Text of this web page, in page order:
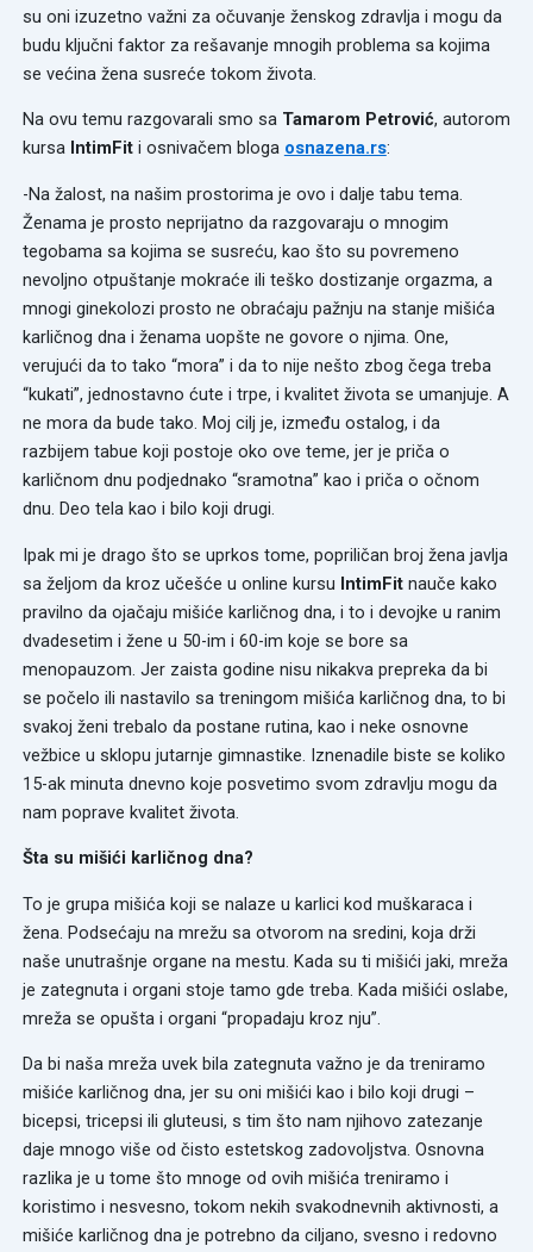
su oni izuzetno važni za očuvanje ženskog zdravlja i mogu da
budu ključni faktor za rešavanje mnogih problema sa kojima
se većina žena susreće tokom života.
Na ovu temu razgovarali smo sa Tamarom Petrović, autorom
kursa IntimFit i osnivačem bloga osnazena.rs:
-Na žalost, na našim prostorima je ovo i dalje tabu tema.
Ženama je prosto neprijatno da razgovaraju o mnogim
tegobama sa kojima se susreću, kao što su povremeno
nevoljno otpuštanje mokraće ili teško dostizanje orgazma, a
mnogi ginekolozi prosto ne obraćaju pažnju na stanje mišića
karličnog dna i ženama uopšte ne govore o njima. One,
verujući da to tako “mora” i da to nije nešto zbog čega treba
“kukati”, jednostavno ćute i trpe, i kvalitet života se umanjuje. A
ne mora da bude tako. Moj cilj je, između ostalog, i da
razbijem tabue koji postoje oko ove teme, jer je priča o
karličnom dnu podjednako “sramotna” kao i priča o očnom
dnu. Deo tela kao i bilo koji drugi.
Ipak mi je drago što se uprkos tome, popriličan broj žena javlja
sa željom da kroz učešće u online kursu IntimFitnauče kako
pravilno da ojačaju mišiće karličnog dna, i to i devojke u ranim
dvadesetim i žene u 50-im i 60-im koje se bore sa
menopauzom. Jer zaista godine nisu nikakva prepreka da bi
se počelo ili nastavilo sa treningom mišića karličnog dna, to bi
svakoj ženi trebalo da postane rutina, kao i neke osnovne
vežbice u sklopu jutarnje gimnastike. Iznenadile biste se koliko
15-ak minuta dnevno koje posvetimo svom zdravlju mogu da
nam poprave kvalitet života.
Šta su mišići karličnog dna?
To je grupa mišića koji se nalaze u karlici kod muškaraca i
žena. Podsećaju na mrežu sa otvorom na sredini, koja drži
naše unutrašnje organe na mestu. Kada su ti mišići jaki, mreža
je zategnuta i organi stoje tamo gde treba. Kada mišići oslabe,
mreža se opušta i organi “propadaju kroz nju”.
Da bi naša mreža uvek bila zategnuta važno je da treniramo
mišiće karličnog dna, jer su oni mišići kao i bilo koji drugi –
bicepsi, tricepsi ili gluteusi, s tim što nam njihovo zatezanje
daje mnogo više od čisto estetskog zadovoljstva. Osnovna
razlika je u tome što mnoge od ovih mišića treniramo i
koristimo i nesvesno, tokom nekih svakodnevnih aktivnosti, a
mišiće karličnog dna je potrebno da ciljano, svesno i redovno